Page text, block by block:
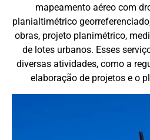
mapeamento aéreo com
planialtimétrico
obras, projeto planimétrico,
de lotes urbanos. Esses
diversas atividades, como a
elaboração de projetos e o